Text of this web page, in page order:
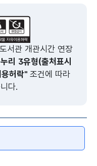
서관 개관시간 연장
리 3유형(출처표시
허락"조건에 따라
다.